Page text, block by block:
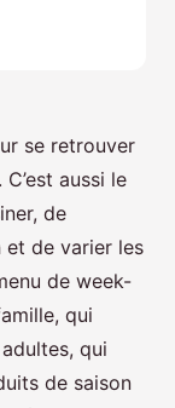
se retrouver
aussi le
de
et de varier les
de week-
qui
qui
de saison